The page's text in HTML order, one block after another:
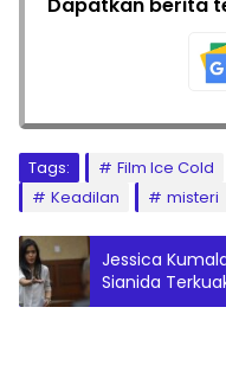
Tags: Film Ice Cold
Keadilan
misteri
Jessica
Sianida